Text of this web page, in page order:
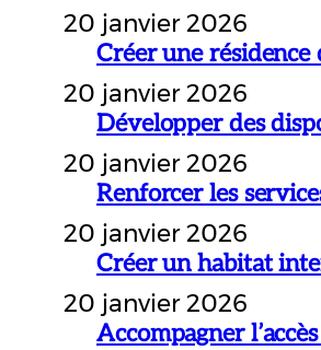
20 janvier 2026
Créer une résidence
20 janvier 2026
Développer des
20 janvier 2026
Renforcer les
20 janvier 2026
Créer un habitat
20 janvier 2026
Accompagner